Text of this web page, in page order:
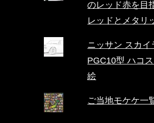
のレッド赤を目
レッドとメタリ
ニッサン スカイ
PGC10型 ハコ
絵
ご当地モケケ一